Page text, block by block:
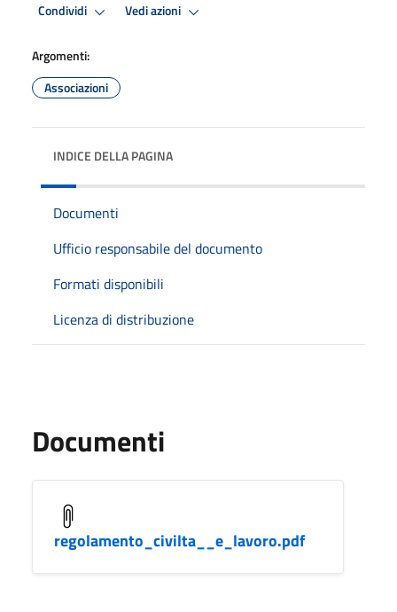
Condividi Vedi azioni
Argomenti:
Associazioni
INDICE DELLA PAGINA
Documenti
Ufficio responsabile del documento
Formati disponibili
Licenza di distribuzione
Documenti
regolamento_civilta__e_lavoro.pdf